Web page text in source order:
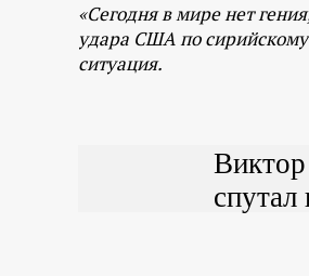
«Сегодня в мире нет
удара США по
ситуация.